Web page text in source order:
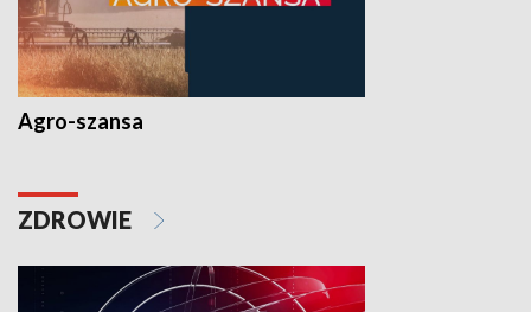
Agro-szansa
ZDROWIE